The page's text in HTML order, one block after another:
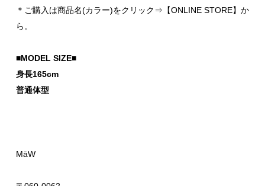
＊ご購入は商品名(カラー)をクリック⇒【ONLINE STORE】か
ら。
■MODEL SIZE■
身長165cm
普通体型
MāW